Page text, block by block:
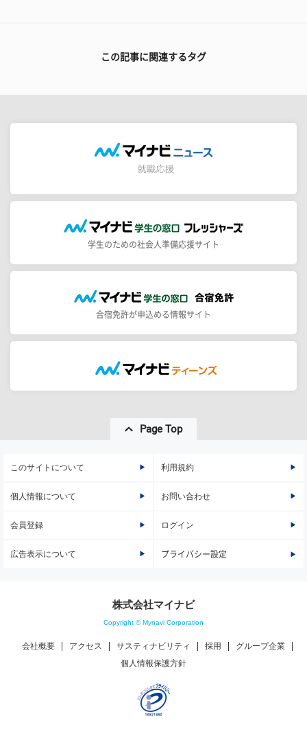
この記事に関連するタグ
学生のための社会人準備応援サイト
合宿免許が申込める情報サイト
Page Top
このサイトについて 利用規約
個人情報について お問い合わせ
会員登録 ログイン
広告表示について プライバシー設定
株式会社マイナビ
Copyright © Mynavi Corporation
会社概要 アクセス サスティナビリティ 採用
グループ企業
個人情報保護方針